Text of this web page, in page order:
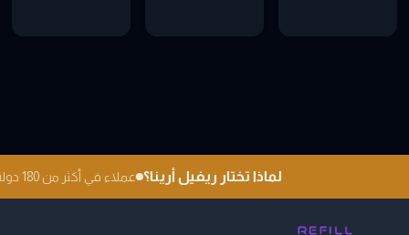
لماذا تختار ريفيل أرينا؟ عملاء في أكثر من 180 دولة